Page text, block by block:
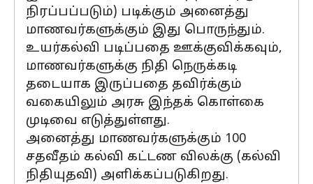
நிரப்பப்படும்) படிக்கும் அனைத்து
மாணவர்களுக்கும் இது பொருந்தும்.
உயர்கல்வி படிப்பதை ஊக்குவிக்கவும்,
மாணவர்களுக்கு நிதி நெருக்கடி
தடையாக இருப்பதை தவிர்க்கும்
வகையிலும் அரசு இந்தக் கொள்கை
முடிவை எடுத்துள்ளது.
அனைத்து மாணவர்களுக்கும் 100
சதவீதம் கல்வி கட்டண விலக்கு (கல்வி
நிதியுதவி) அளிக்கப்படுகிறது.